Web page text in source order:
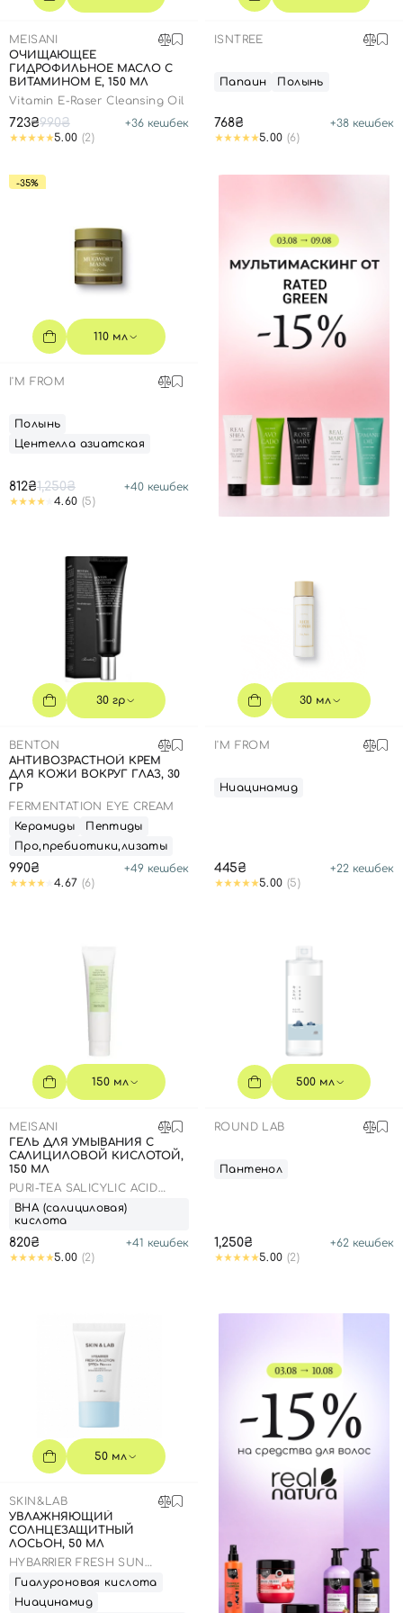
MEISANI
ОЧИЩАЮЩЕЕ
ГИДРОФИЛЬНОЕ МАСЛО С
ВИТАМИНОМ Е, 150 МЛ
Vitamin E-Raser Cleansing Oil
723₴990₴ +36 кешбек
5.00 (2)
ISNTREE
Папаин Полынь
768₴ +38 кешбек
5.00 (6)
-35%
110 мл
I'M FROM
Полынь
Центелла азиатская
812₴1,250₴ +40 кешбек
4.60 (5)
30 гр
BENTON
АНТИВОЗРАСТНОЙ КРЕМ
ДЛЯ КОЖИ ВОКРУГ ГЛАЗ, 30
ГР
FERMENTATION EYE CREAM
Керамиды
Пептиды
Про,пребиотики,лизаты
990₴ +49 кешбек
4.67 (6)
30 мл
I'M FROM
Ниацинамид
445₴ +22 кешбек
5.00 (5)
150 мл
MEISANI
ГЕЛЬ ДЛЯ УМЫВАНИЯ С
САЛИЦИЛОВОЙ КИСЛОТОЙ,
150 МЛ
PURI-TEA SALICYLIC ACID
CLEANSING GEL
ВНА (салициловая)
кислота
820₴ +41 кешбек
5.00 (2)
500 мл
ROUND LAB
Пантенол
1,250₴ +62 кешбек
5.00 (2)
50 мл
SKIN&LAB
УВЛАЖНЯЮЩИЙ
СОЛНЦЕЗАЩИТНЫЙ
ЛОСЬОН, 50 МЛ
HYBARRIER FRESH SUN
LOTION
Гиалуроновая кислота
Ниацинамид